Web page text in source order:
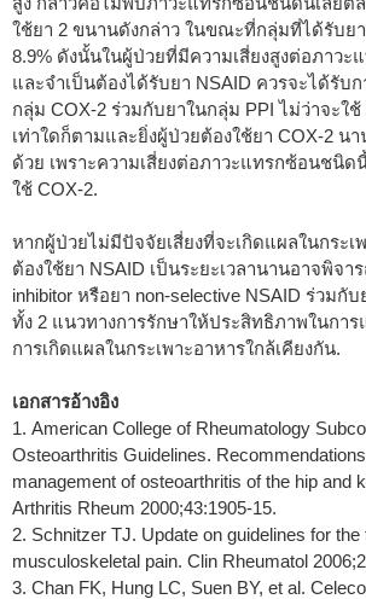
ใช้ยา 2 ขนานดังกล่าว ในขณะที่กลุ่มที่ได้รับยา
8.9% ดังนั้นในผู้ป่วยที่มีความเสี่ยงสูงต่อภาว
และจำเป็นต้องได้รับยา NSAID ควรจะได้รับ
กลุ่ม COX-2 ร่วมกับยาในกลุ่ม PPI ไม่ว่าจะใ
เท่าใดก็ตามและยิ่งผู้ป่วยต้องใช้ยา COX-2 นา
ด้วย เพราะความเสี่ยงต่อภาวะแทรกซ้อนชนิด
ใช้ COX-2.
หากผู้ป่วยไม่มีปัจจัยเสี่ยงที่จะเกิดแผลในกระเ
ต้องใช้ยา NSAID เป็นระยะเวลานานอาจพิจา
inhibitor หรือยา non-selective NSAID ร่วมกั
ทั้ง 2 แนวทางการรักษาให้ประสิทธิภาพในกา
การเกิดแผลในกระเพาะอาหารใกล้เคียงกัน.
เอกสารอ้างอิง
1. American College of Rheumatology
Osteoarthritis Guidelines.
management of osteoarthritis of the hip and
Arthritis Rheum 2000;43:1905-15.
2. Schnitzer TJ. Update on guidelines for
musculoskeletal pain. Clin Rheumatol
3. Chan FK, Hung LC, Suen BY, et al.